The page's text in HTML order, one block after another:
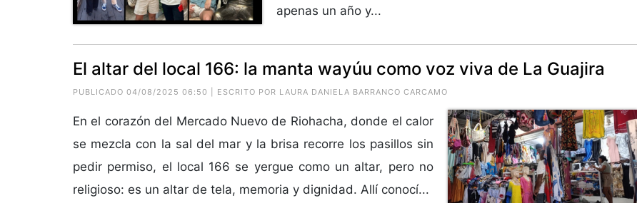
apenas un año y...
El altar del local 166: la manta wayúu como voz viva de La Guajira
PUBLICADO 04/08/2025 06:50 | ESCRITO POR LAURA DANIELA BARRANCO CARCAMO
En el corazón del Mercado Nuevo de Riohacha, donde el calor
se mezcla con la sal del mar y la brisa recorre los pasillos sin
pedir permiso, el local 166 se yergue como un altar, pero no
religioso: es un altar de tela, memoria y dignidad. Allí conocí...